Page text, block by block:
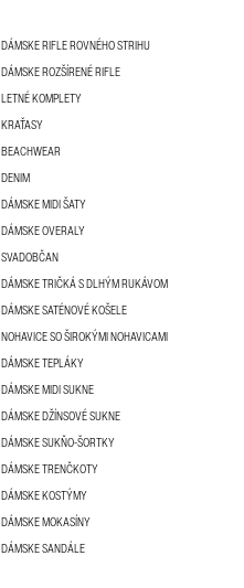
DÁMSKE RIFLE ROVNÉHO STRIHU
DÁMSKE ROZŠÍRENÉ RIFLE
LETNÉ KOMPLETY
KRAŤASY
BEACHWEAR
DENIM
DÁMSKE MIDI ŠATY
DÁMSKE OVERALY
SVADOBČAN
DÁMSKE TRIČKÁ S DLHÝM RUKÁVOM
DÁMSKE SATÉNOVÉ KOŠELE
NOHAVICE SO ŠIROKÝMI NOHAVICAMI
DÁMSKE TEPLÁKY
DÁMSKE MIDI SUKNE
DÁMSKE DŽÍNSOVÉ SUKNE
DÁMSKE SUKŇO-ŠORTKY
DÁMSKE TRENČKOTY
DÁMSKE KOSTÝMY
DÁMSKE MOKASÍNY
DÁMSKE SANDÁLE